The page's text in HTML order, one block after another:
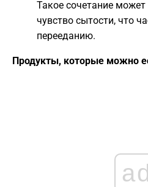
Такое сочетание
чувство сытости, что
перееданию.
Продукты, которые можно